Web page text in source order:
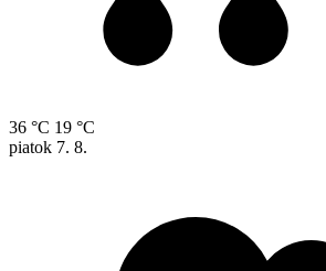
36 °C 19 °C
piatok 7. 8.